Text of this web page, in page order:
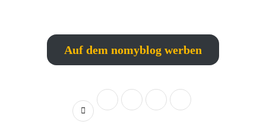
Auf dem nomyblog werben